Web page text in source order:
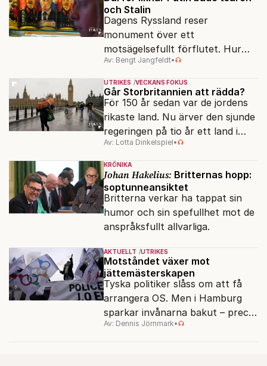
och Stalin
Dagens Ryssland reser
monument över ett
motsägelsefullt förflutet. Hur
kunde två revolutioner förändra
hela samhället – utan att rubba
den ryska statsidén?
Av: Bengt Jangfeldt•
UTRIKES VECKANS FOKUS
Går Storbritannien att rädda?
För 150 år sedan var de jordens
rikaste land. Nu ärver den sjunde
regeringen på tio år ett land i
politiskt och ekonomiskt kaos.
Av: Lotta Dinkelspiel•
KRÖNIKA
Johan Hakelius: Britternas hopp:
soptunneansiktet
Britterna verkar ha tappat sin
humor och sin spefullhet mot de
anspråksfullt allvarliga.
AKTUELLT UTRIKES
Motståndet växer mot
jättemästerskapen
Tyska politiker slåss om att få
arrangera OS. Men i Hamburg
sparkar invånarna bakut – precis
som de gjort tidigare i Paris,
Av: Dennis Jörnmark•